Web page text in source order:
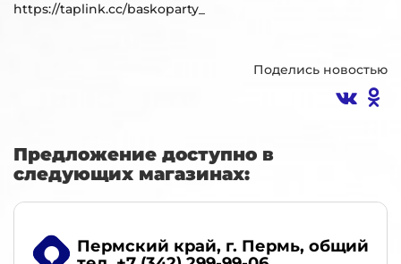
https://taplink.cc/baskoparty_
Поделись новостью
Предложение доступно в
следующих магазинах:
Пермский край, г. Пермь, общий